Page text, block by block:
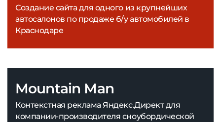
Создание сайта для одного из крупнейших
автосалонов по продаже б/у автомобилей в
Краснодаре
Mountain Man
Контекстная реклама Яндекс.Директ для
компании-производителя сноубордической